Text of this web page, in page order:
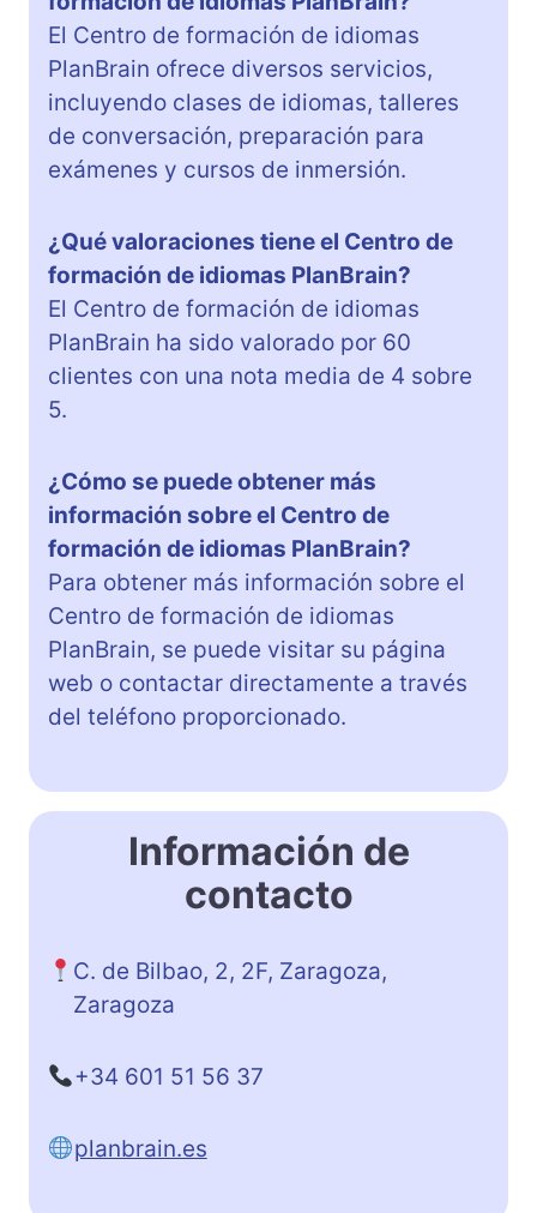
El Centro de formación de idiomas
PlanBrain ofrece diversos servicios,
incluyendo clases de idiomas, talleres
de conversación, preparación para
exámenes y cursos de inmersión.
¿Qué valoraciones tiene el Centro de
formación de idiomas PlanBrain?
El Centro de formación de idiomas
PlanBrain ha sido valorado por 60
clientes con una nota media de 4 sobre
5.
¿Cómo se puede obtener más
información sobre el Centro de
formación de idiomas PlanBrain?
Para obtener más información sobre el
Centro de formación de idiomas
PlanBrain, se puede visitar su página
web o contactar directamente a través
del teléfono proporcionado.
Información de
contacto
C. de Bilbao, 2, 2F, Zaragoza,
Zaragoza
+34 601 51 56 37
planbrain.es